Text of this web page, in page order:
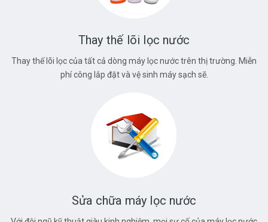
Thay thế lõi lọc nước
Thay thế lõi lọc của tất cả dòng máy lọc nước trên thị trường. Miễn
phí công lắp đặt và vệ sinh máy sạch sẽ.
Sửa chữa máy lọc nước